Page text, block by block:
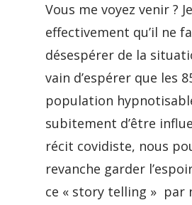
Vous me voyez venir ?
effectivement qu’il ne
désespérer de la
vain d’espérer que les
population
subitement d’être
récit covidiste, nous
revanche garder
ce « story telling » par